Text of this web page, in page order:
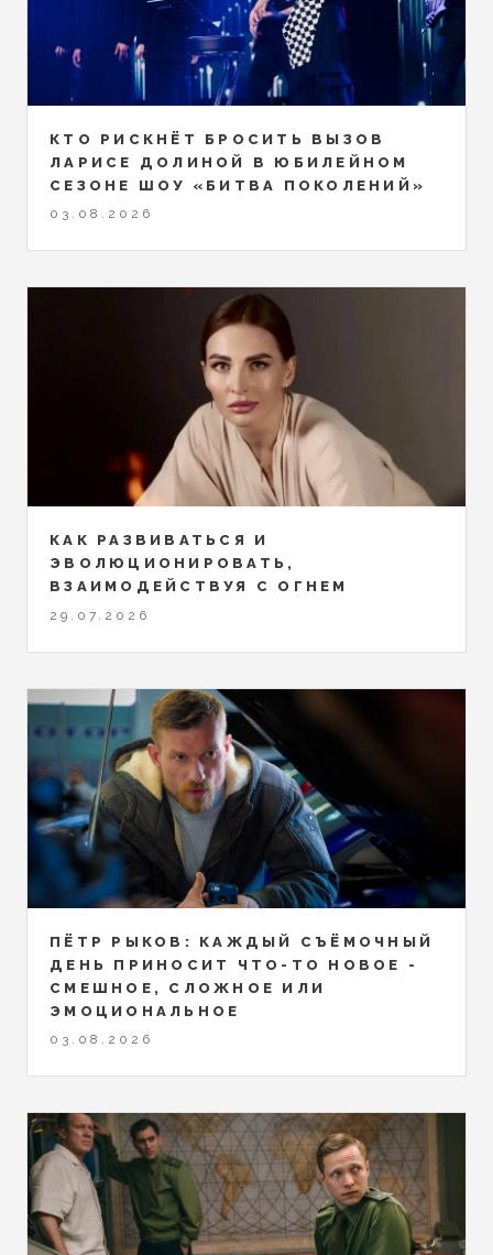
КТО РИСКНЁТ БРОСИТЬ ВЫЗОВ
ЛАРИСЕ ДОЛИНОЙ В ЮБИЛЕЙНОМ
СЕЗОНЕ ШОУ «БИТВА ПОКОЛЕНИЙ»
03.08.2026
КАК РАЗВИВАТЬСЯ И
ЭВОЛЮЦИОНИРОВАТЬ,
ВЗАИМОДЕЙСТВУЯ С ОГНЕМ
29.07.2026
ПЁТР РЫКОВ: КАЖДЫЙ СЪЁМОЧНЫЙ
ДЕНЬ ПРИНОСИТ ЧТО-ТО НОВОЕ -
СМЕШНОЕ, СЛОЖНОЕ ИЛИ
ЭМОЦИОНАЛЬНОЕ
03.08.2026